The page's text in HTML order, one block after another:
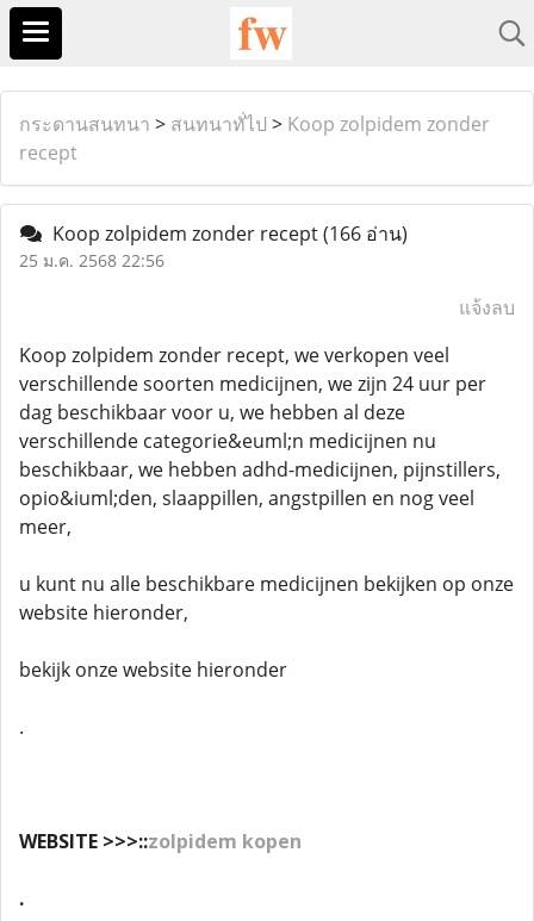
กระดานสนทนา > สนทนาทั่ไป > Koop zolpidem zonder
recept
Koop zolpidem zonder recept(166 อ่าน)
25 ม.ค. 2568 22:56
แจ้งลบ
Koop zolpidem zonder recept, we verkopen veel
verschillende soorten medicijnen, we zijn 24 uur per
dag beschikbaar voor u, we hebben al deze
verschillende categorie&euml;n medicijnen nu
beschikbaar, we hebben adhd-medicijnen, pijnstillers,
opio&iuml;den, slaappillen, angstpillen en nog veel
meer,
u kunt nu alle beschikbare medicijnen bekijken op onze
website hieronder,
bekijk onze website hieronder
.
WEBSITE >>>::zolpidem kopen
.